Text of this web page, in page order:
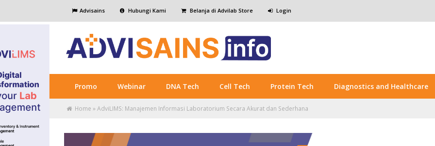
Advisains Hubungi Kami Belanja di Advilab Store Login
Promo Webinar DNA Tech Cell Tech Protein Tech Diagnostics and Healthcare
Home »AdviLIMS: Manajemen Informasi Laboratorium Secara Akurat dan Sederhana